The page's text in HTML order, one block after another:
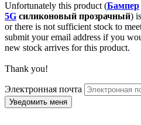
Unfortunately this product (Бампер
5G силиконовый прозрачный)
or there is not sufficient stock to
submit your email address if you
new stock arrives for this product.
Thank you!
Электронная почта